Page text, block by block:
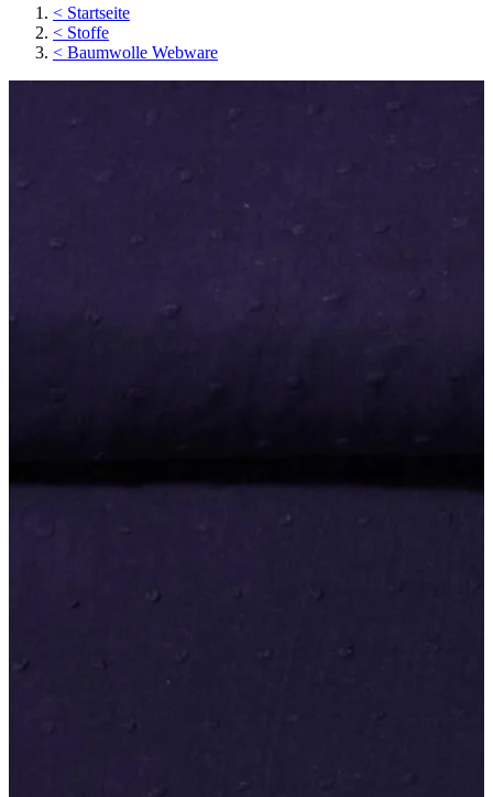
< Startseite
< Stoffe
< Baumwolle Webware